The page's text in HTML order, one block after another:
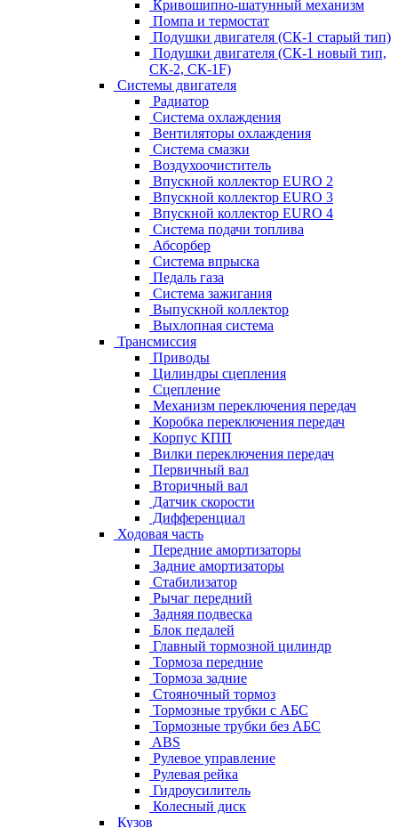
Кривошипно-шатунный механизм
Помпа и термостат
Подушки двигателя (СК-1 старый тип)
Подушки двигателя (СК-1 новый тип,
СК-2, СК-1F)
Системы двигателя
Радиатор
Система охлаждения
Вентиляторы охлаждения
Система смазки
Воздухоочиститель
Впускной коллектор EURO 2
Впускной коллектор EURO 3
Впускной коллектор EURO 4
Система подачи топлива
Абсорбер
Система впрыска
Педаль газа
Система зажигания
Выпускной коллектор
Выхлопная система
Трансмиссия
Приводы
Цилиндры сцепления
Сцепление
Механизм переключения передач
Коробка переключения передач
Корпус КПП
Вилки переключения передач
Первичный вал
Вторичный вал
Датчик скорости
Дифференциал
Ходовая часть
Передние амортизаторы
Задние амортизаторы
Стабилизатор
Рычаг передний
Задняя подвеска
Блок педалей
Главный тормозной цилиндр
Тормоза передние
Тормоза задние
Стояночный тормоз
Тормозные трубки с АБС
Тормозные трубки без АБС
ABS
Рулевое управление
Рулевая рейка
Гидроусилитель
Колесный диск
Кузов